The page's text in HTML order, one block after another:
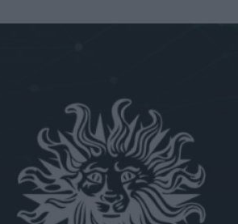
EL PARAÍSO CANARIO EN SU ÚLTIMA CAMPAÑA
“LA CONSTRUCCIÓN DE MARCA A LARGO PLAZO Y LA
PARA LOPESAN HOTELS & RESORTS
QUE SE DISFRUTA DOS VECES’, DE INUSUALY PARA CERVEZA